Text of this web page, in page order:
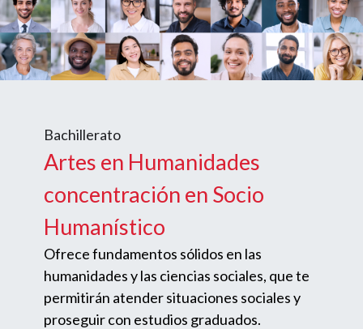
Bachillerato
Artes en Humanidades
concentración en Socio
Humanístico
Ofrece fundamentos sólidos en las
humanidades y las ciencias sociales, que te
permitirán atender situaciones sociales y
proseguir con estudios graduados.